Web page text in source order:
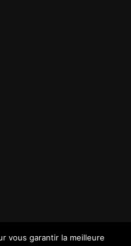
vous garantir la meilleure